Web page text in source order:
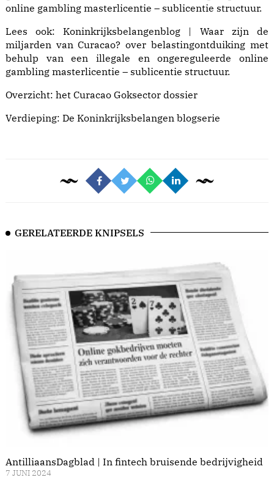
online gambling masterlicentie – sublicentie structuur.
Lees ook: Koninkrijksbelangenblog | Waar zijn de
miljarden van Curacao? over belastingontduiking met
behulp van een illegale en ongereguleerde online
gambling masterlicentie – sublicentie structuur.
Overzicht: het Curacao Goksector dossier
Verdieping: De Koninkrijksbelangen blogserie
GERELATEERDE KNIPSELS
AntilliaansDagblad | In fintech bruisende bedrijvigheid
7 JUNI 2024